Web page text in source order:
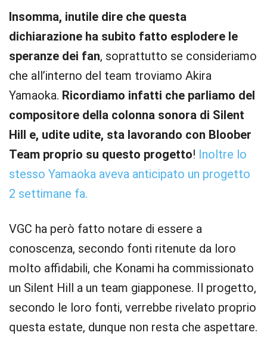
Insomma, inutile dire che questa
dichiarazione ha subito fatto esplodere le
speranze dei fan, soprattutto se consideriamo
che all’interno del team troviamo Akira
Yamaoka. Ricordiamo infatti che parliamo del
compositore della colonna sonora di Silent
Hill e, udite udite, sta lavorando con Bloober
Team proprio su questo progetto! Inoltre lo
stesso Yamaoka aveva anticipato un progetto
2 settimane fa.
VGC ha però fatto notare di essere a
conoscenza, secondo fonti ritenute da loro
molto affidabili, che Konami ha commissionato
un Silent Hill a un team giapponese. Il progetto,
secondo le loro fonti, verrebbe rivelato proprio
questa estate, dunque non resta che aspettare.